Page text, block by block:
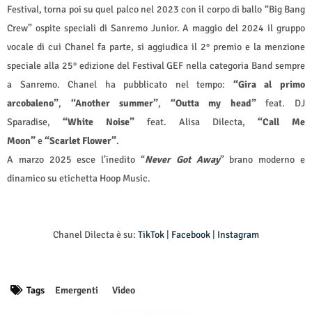
Festival, torna poi su quel palco nel 2023 con il corpo di ballo “Big Bang
Crew” ospite speciali di Sanremo Junior. A maggio del 2024 il gruppo
vocale di cui Chanel fa parte, si aggiudica il 2° premio e la menzione
speciale alla 25° edizione del Festival GEF nella categoria Band sempre
a Sanremo. Chanel ha pubblicato nel tempo: “Gira al primo
arcobaleno”, “Another summer”, “Outta my head”feat. DJ
Sparadise, “White Noise” feat. Alisa Dilecta, “Call Me
Moon”e“Scarlet Flower”.
A marzo 2025 esce l’inedito “Never Got Away” brano moderno e
dinamico su etichetta Hoop Music.
Chanel Dilecta è su: TikTok Facebook Instagram
Tags Emergenti Video